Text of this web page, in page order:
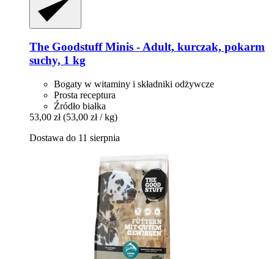
The GoodstuffMinis -​ Adult, kurczak, pokarm
suchy, 1 kg
Bogaty w witaminy i składniki odżywcze
Prosta receptura
Źródło białka
53,00 zł (53,00 zł / kg)
Dostawa do 11 sierpnia